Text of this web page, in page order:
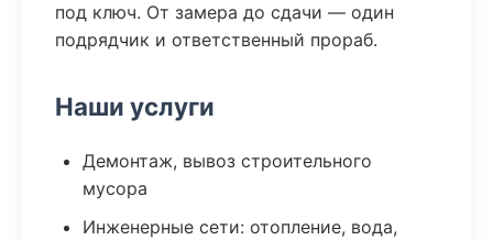
под ключ. От замера до сдачи — один
подрядчик и ответственный прораб.
Наши услуги
Демонтаж, вывоз строительного
мусора
Инженерные сети: отопление, вода,